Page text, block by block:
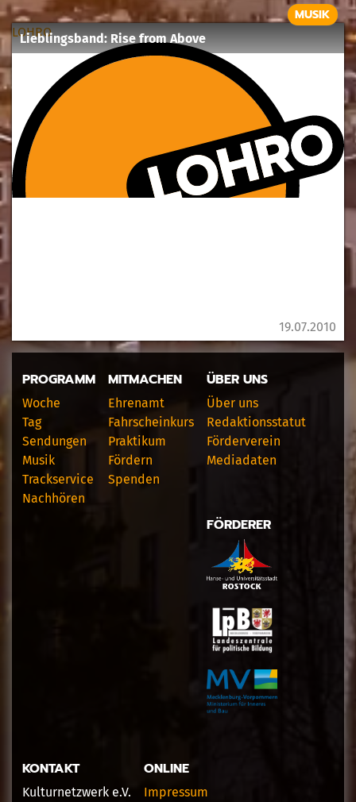
LOHRO
Lieblingsband: Rise from Above
MUSIK
19.07.2010
PROGRAMM
Woche
Tag
Sendungen
Musik
Trackservice
Nachhören
MITMACHEN
Ehrenamt
Fahrscheinkurs
Praktikum
Fördern
Spenden
ÜBER UNS
Über uns
Redaktionsstatut
Förderverein
Mediadaten
FÖRDERER
KONTAKT
Kulturnetzwerk e.V.
ONLINE
Impressum